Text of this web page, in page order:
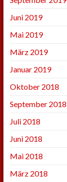
Juni 2019
Mai 2019
März 2019
Januar 2019
Oktober 2018
September 2018
Juli 2018
Juni 2018
Mai 2018
März 2018